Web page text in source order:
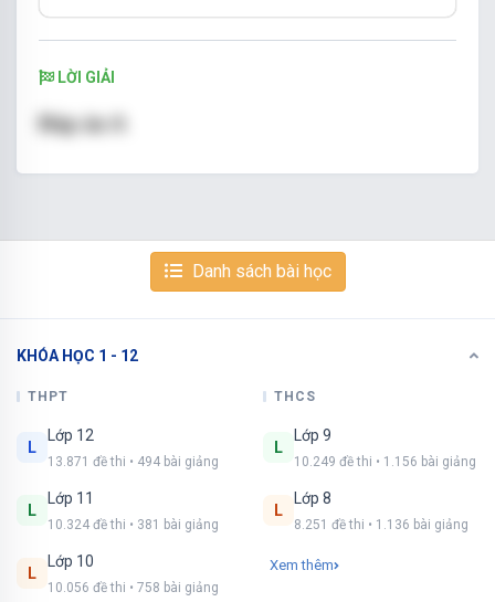
LỜI GIẢI
Đáp án A
Danh sách bài học
KHÓA HỌC 1 - 12
THPT
L
Lớp 12
13.871 đề thi • 494 bài giảng
L
Lớp 11
10.324 đề thi • 381 bài giảng
L
Lớp 10
10.056 đề thi • 758 bài giảng
THCS
L
Lớp 9
10.249 đề thi • 1.156 bài giảng
L
Lớp 8
8.251 đề thi • 1.136 bài giảng
Xem thêm